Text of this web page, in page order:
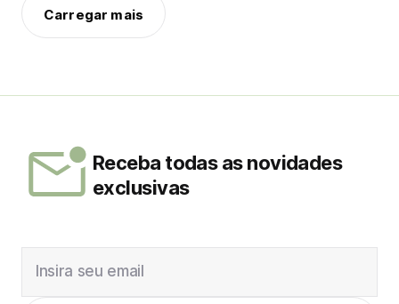
Carregar mais
Receba todas as novidades
exclusivas
Insira seu email